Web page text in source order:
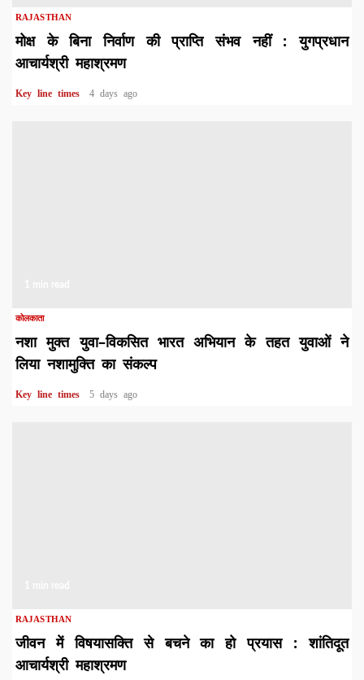
RAJASTHAN
मोक्ष के बिना निर्वाण की प्राप्ति संभव नहीं : युगप्रधान
आचार्यश्री महाश्रमण
Key line times 4 days ago
कोलकाता
नशा मुक्त युवा–विकसित भारत अभियान के तहत युवाओं ने
लिया नशामुक्ति का संकल्प
Key line times 5 days ago
RAJASTHAN
जीवन में विषयासक्ति से बचने का हो प्रयास : शांतिदूत
आचार्यश्री महाश्रमण